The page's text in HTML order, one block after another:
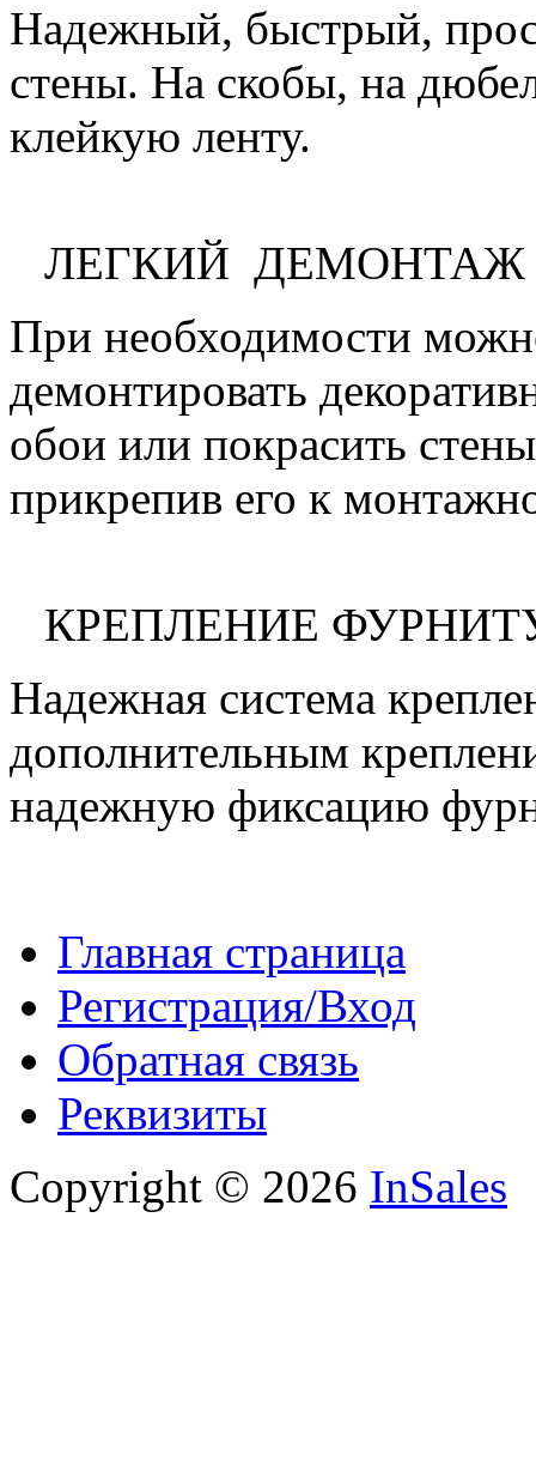
Надежный, быстрый,
стены. На скобы, на
клейкую ленту.
ЛЕГКИЙ ДЕМОНТАЖ
При необходимости
демонтировать
обои или покрасить
прикрепив его к
КРЕПЛЕНИЕ
Надежная система
дополнительным
надежную фиксацию
Главная страница
Регистрация/Вход
Обратная связь
Реквизиты
Copyright © 2026 InSales